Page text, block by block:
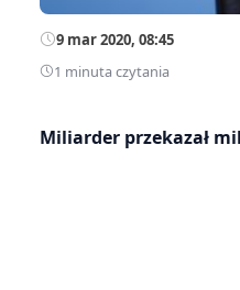
9 mar 2020, 08:45
1 minuta czytania
Miliarder przekazał